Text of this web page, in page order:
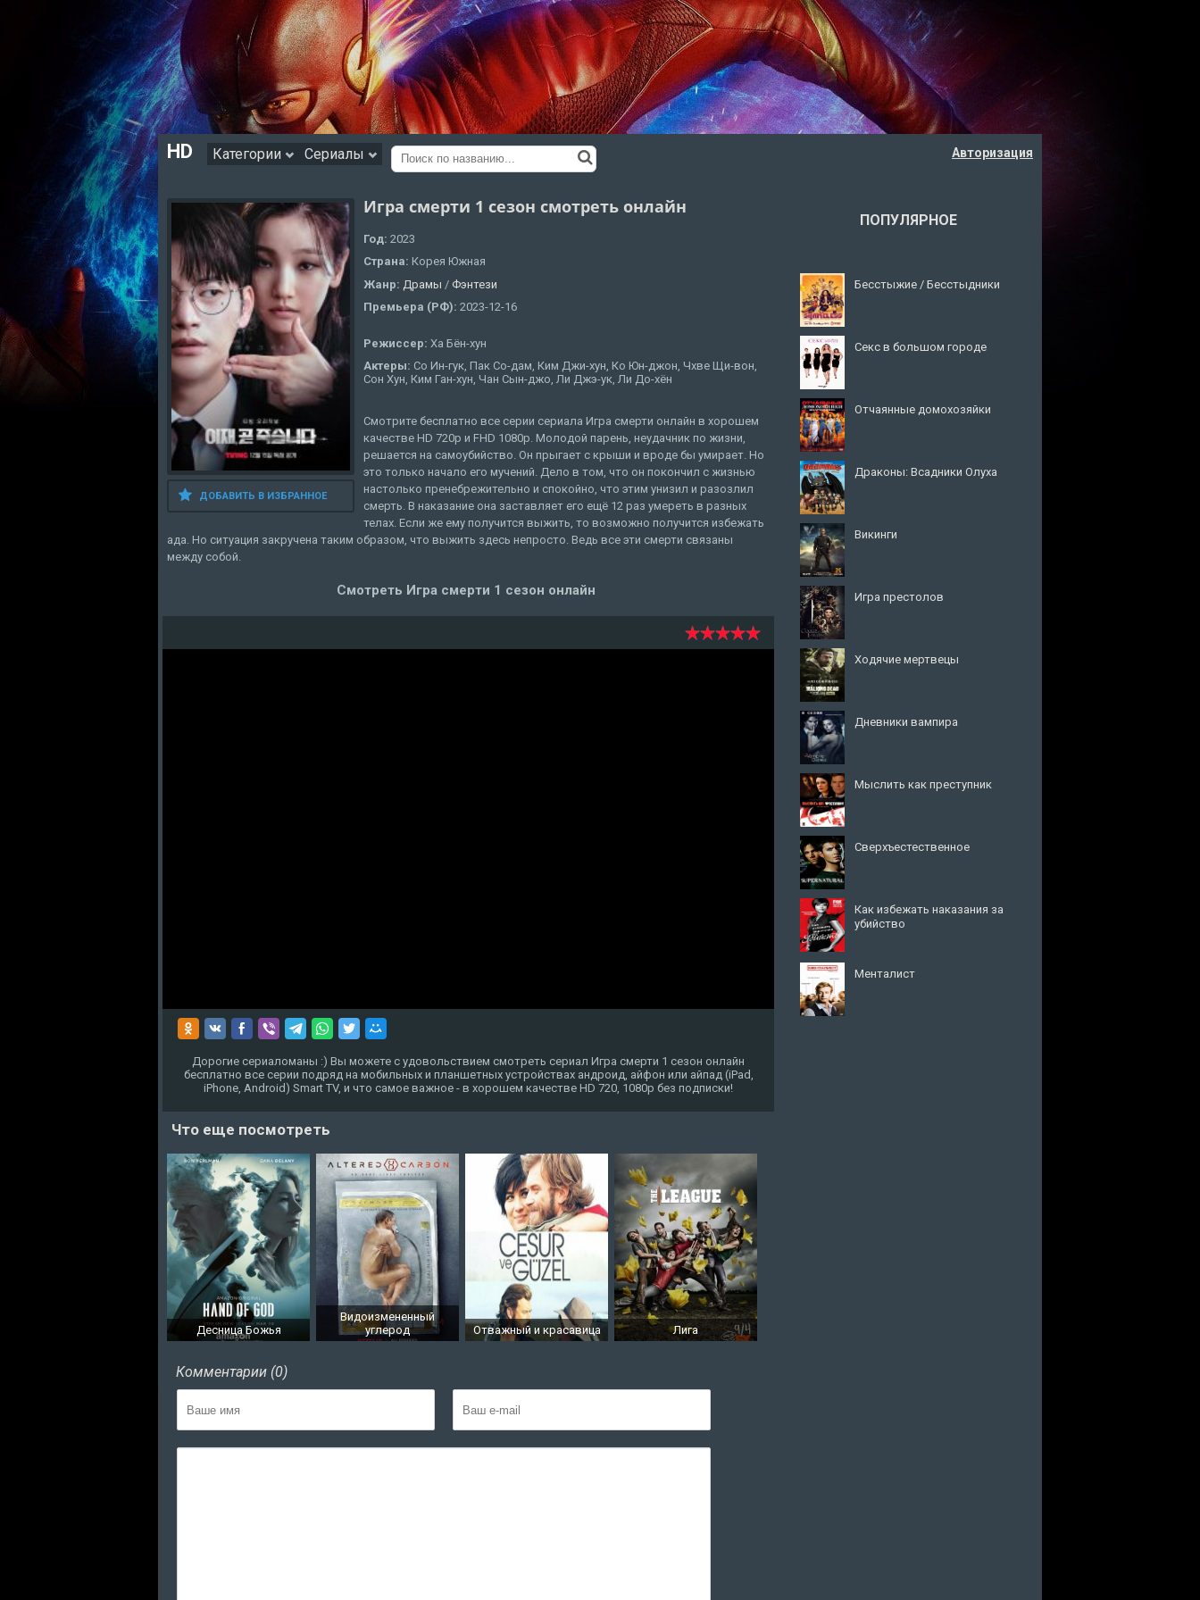
HD Категории Сериалы Авторизация
ДОБАВИТЬ В ИЗБРАННОЕ
Игра смерти 1 сезон смотреть онлайн
Год: 2023
Страна: Корея Южная
Жанр: Драмы / Фэнтези
Премьера (РФ): 2023-12-16
Режиссер: Ха Бён-хун
Актеры: Со Ин-гук, Пак Со-дам, Ким Джи-хун, Ко Юн-джон, Чхве Щи-вон,
Сон Хун, Ким Ган-хун, Чан Сын-джо, Ли Джэ-ук, Ли До-хён
Смотрите бесплатно все серии сериала Игра смерти онлайн в хорошем
качестве HD 720p и FHD 1080p. Молодой парень, неудачник по жизни,
решается на самоубийство. Он прыгает с крыши и вроде бы умирает. Но
это только начало его мучений. Дело в том, что он покончил с жизнью
настолько пренебрежительно и спокойно, что этим унизил и разозлил
смерть. В наказание она заставляет его ещё 12 раз умереть в разных
телах. Если же ему получится выжить, то возможно получится избежать
ада. Но ситуация закручена таким образом, что выжить здесь непросто. Ведь все эти смерти связаны
между собой.
Смотреть Игра смерти 1 сезон онлайн
Дорогие сериаломаны :) Вы можете с удовольствием смотреть сериал Игра смерти 1 сезон онлайн
бесплатно все серии подряд на мобильных и планшетных устройствах андроид, айфон или айпад (iPad,
iPhone, Android) Smart TV, и что самое важное - в хорошем качестве HD 720, 1080p без подписки!
Что еще посмотреть
Десница Божья
Видоизмененный
углерод
Отважный и красавица Лига
Комментарии (0)
ПОПУЛЯРНОЕ
Бесстыжие / Бесстыдники
Секс в большом городе
Отчаянные домохозяйки
Драконы: Всадники Олуха
Викинги
Игра престолов
Ходячие мертвецы
Дневники вампира
Мыслить как преступник
Сверхъестественное
Как избежать наказания за
убийство
Менталист